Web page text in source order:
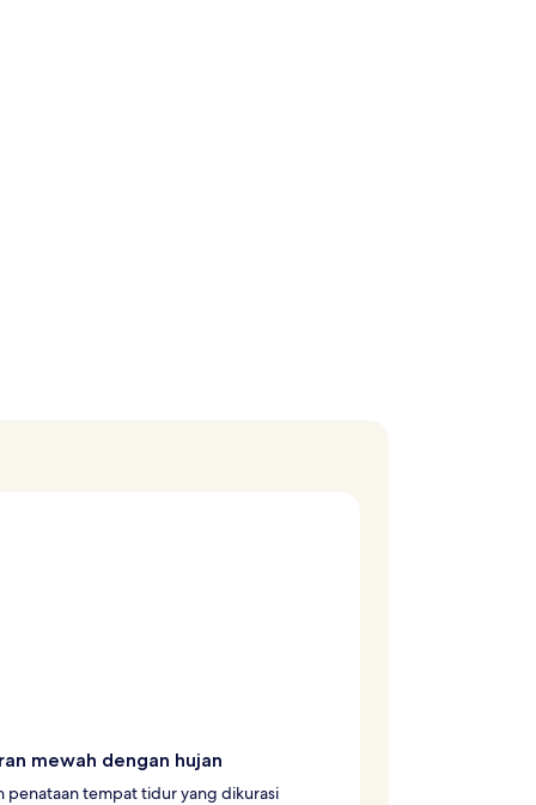
mewah dengan hujan
penataan tempat tidur yang dikurasi